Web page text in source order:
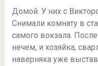
Домой. У них с
Снимали комнату в
самого вокзала.
нечем, и хозяйка,
наверняка уже